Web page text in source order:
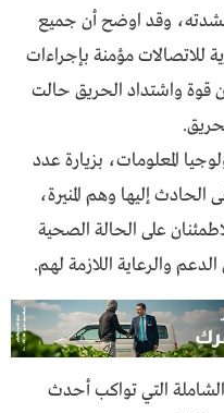
لشدته، وقد اوضح أن جميع
للاتصالات مؤمنة بإجراءات
قوة واشتداد الحريق حالت
المعلومات، بزيارة عدد
إليها وهم المنيرة،
على الحالة الصحية
والرعاية اللازمة لهم.
التي تواكب أحدث